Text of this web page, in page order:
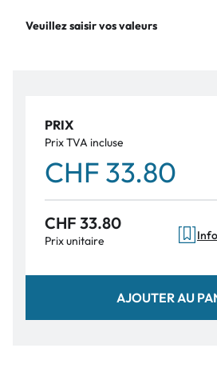
Veuillez saisir vos valeurs
PRIX
Prix TVA incluse
CHF 33.80
CHF 33.80
Prix unitaire
AJOUTER AU